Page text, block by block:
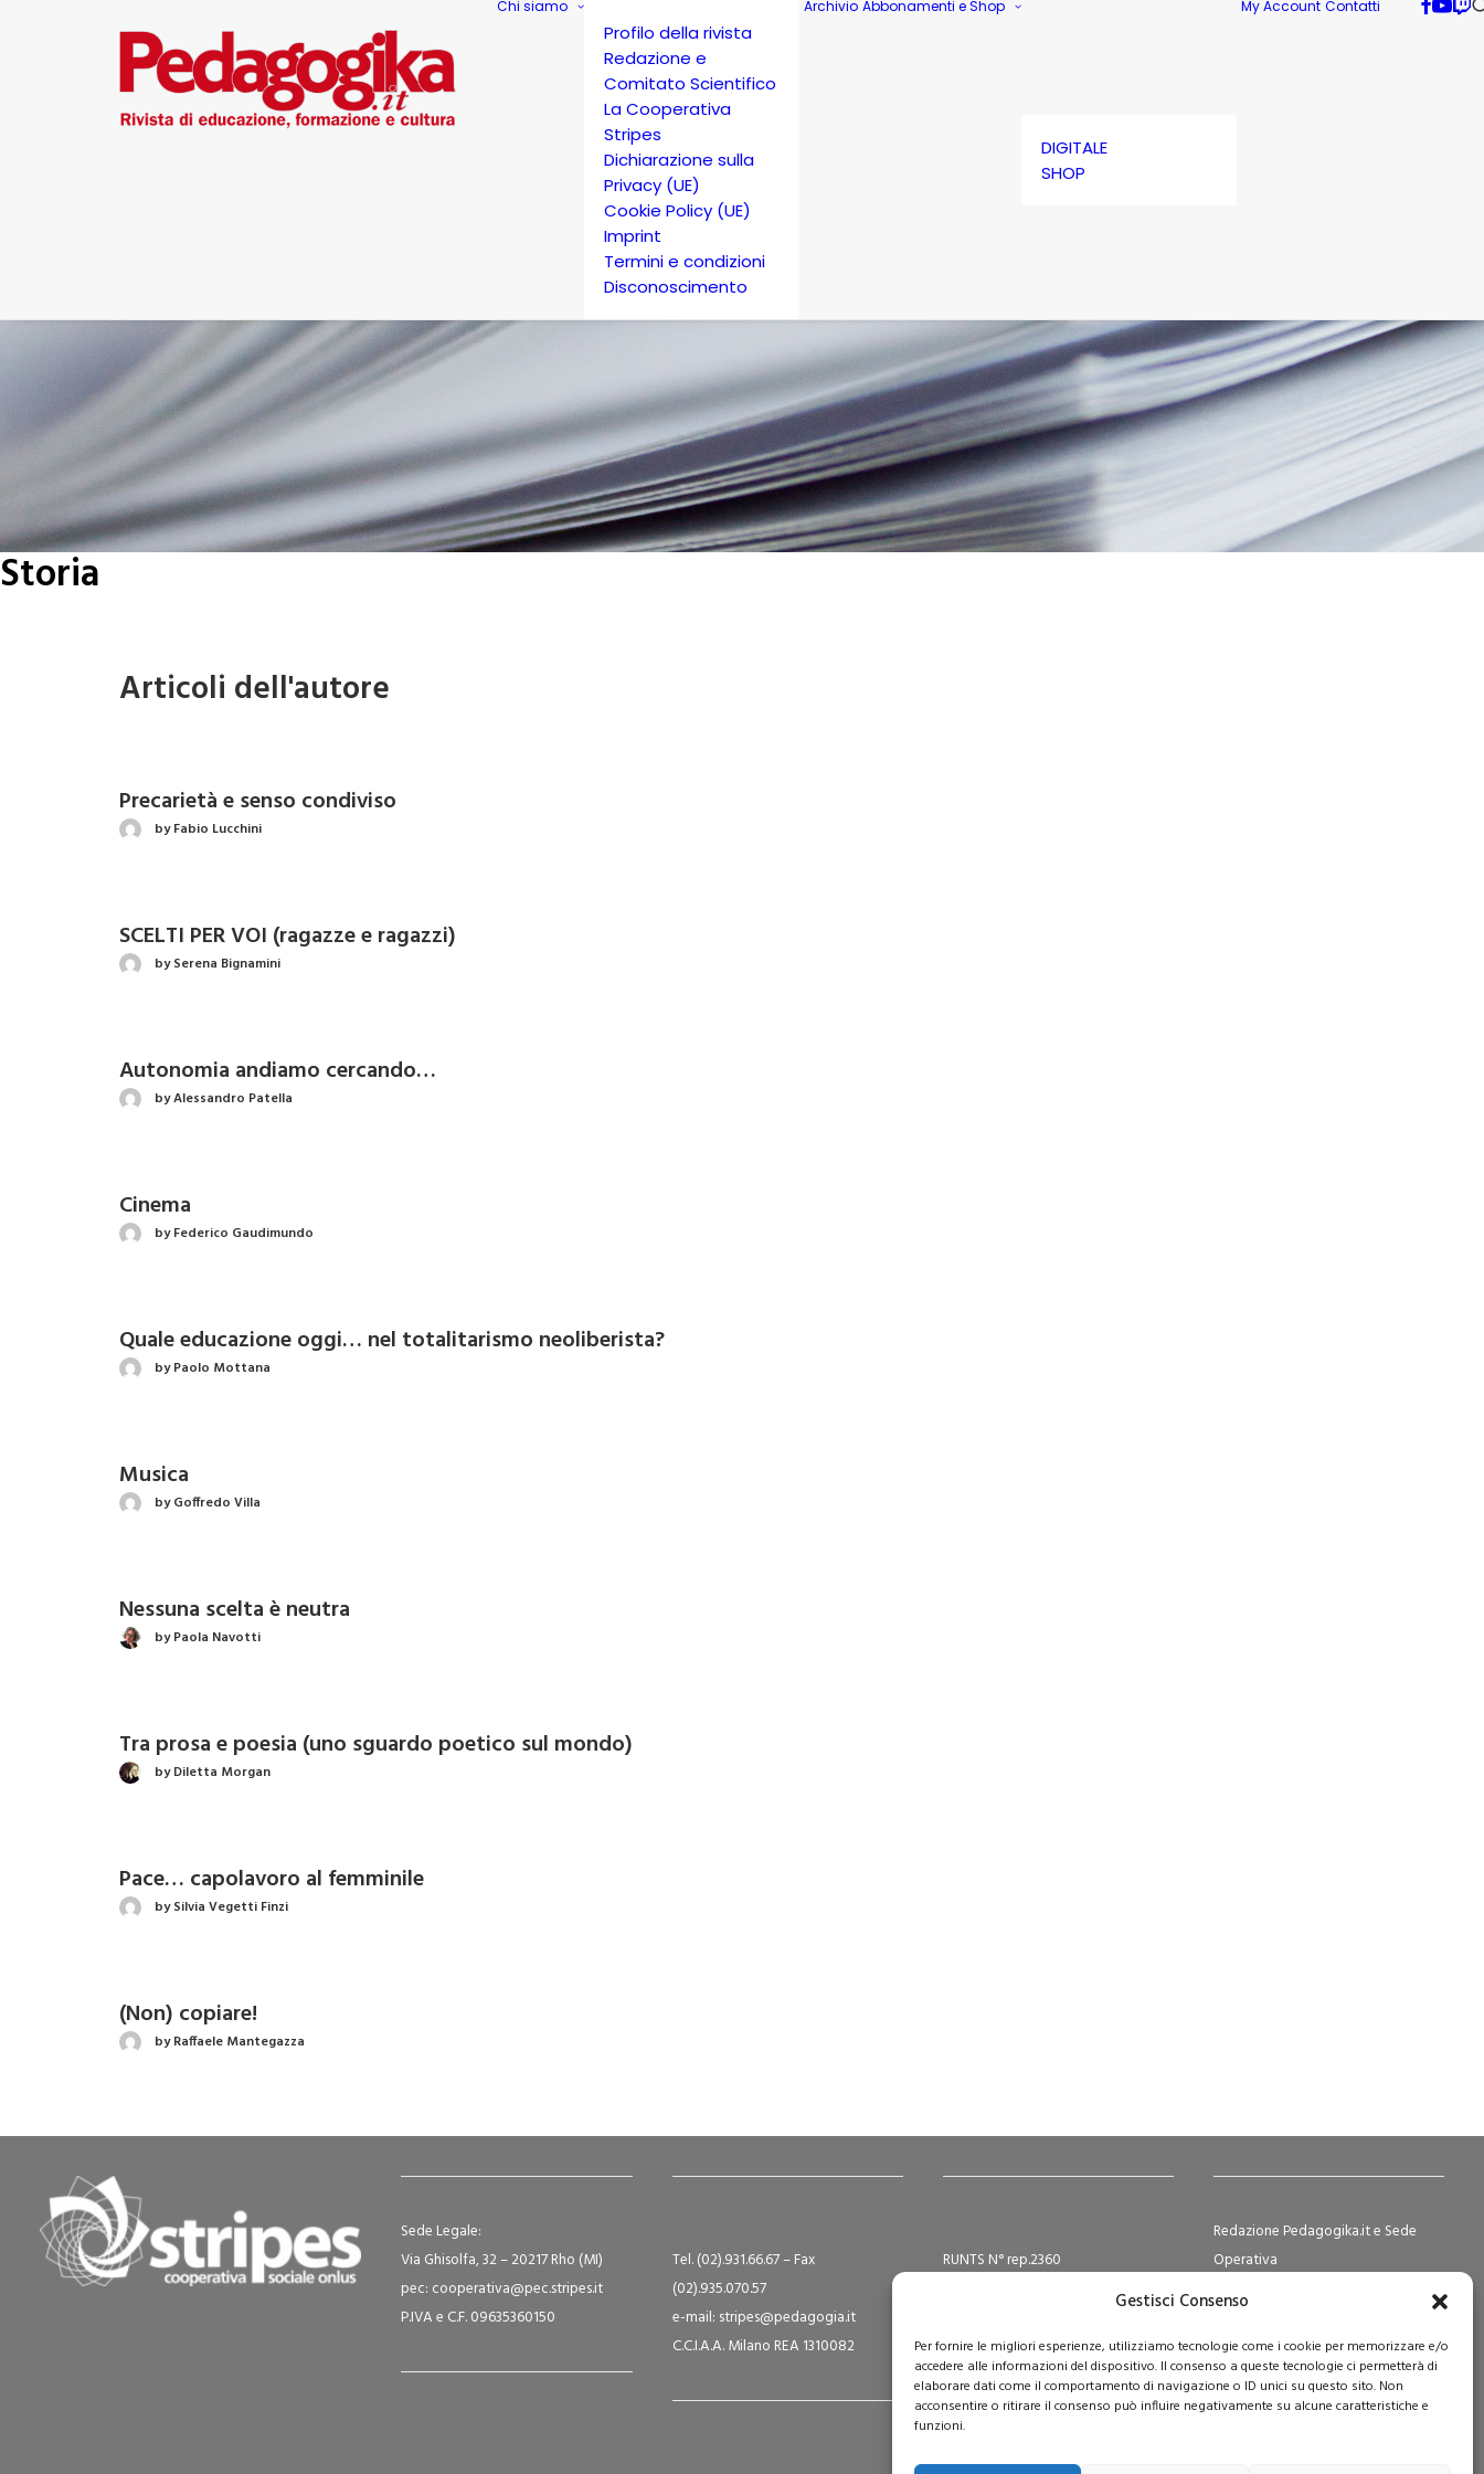
Gestisci Consenso
Per fornire le migliori esperienze, utilizziamo tecnologie come i cookie per memorizzare e/o
accedere alle informazioni del dispositivo. Il consenso a queste tecnologie ci permetterà di
elaborare dati come il comportamento di navigazione o ID unici su questo sito. Non
acconsentire o ritirare il consenso può influire negativamente su alcune caratteristiche e
funzioni.
Chi siamo
Profilo della rivista
Redazione e
Comitato Scientifico
La Cooperativa
Stripes
Dichiarazione sulla
Privacy (UE)
Cookie Policy (UE)
Imprint
Termini e condizioni
Disconoscimento
Archivio Abbonamenti e Shop
DIGITALE
SHOP
My Account Contatti
Storia
Articoli dell'autore
Precarietà e senso condiviso
by Fabio Lucchini
SCELTI PER VOI (ragazze e ragazzi)
by Serena Bignamini
Autonomia andiamo cercando…
by Alessandro Patella
Cinema
by Federico Gaudimundo
Quale educazione oggi… nel totalitarismo neoliberista?
by Paolo Mottana
Musica
by Goffredo Villa
Nessuna scelta è neutra
by Paola Navotti
Tra prosa e poesia (uno sguardo poetico sul mondo)
by Diletta Morgan
Pace… capolavoro al femminile
by Silvia Vegetti Finzi
(Non) copiare!
by Raffaele Mantegazza
Sede Legale:
Via Ghisolfa, 32 – 20217 Rho (MI)
pec: cooperativa@pec.stripes.it
P.IVA e C.F. 09635360150
Tel. (02).931.66.67 – Fax
(02).935.070.57
e-mail: stripes@pedagogia.it
C.C.I.A.A. Milano REA 1310082
RUNTS N° rep.2360
Albo Società Cooperative N°
Capitale Sociale i.v. € 365.108,00
Redazione Pedagogika.it e Sede
Operativa
Via San Domenico Savio, 6 – 20017
Reg. Tribunale: n. 187 del 29/03/97 |
ISSN: 1593-2259
Web:www.pedagogia.it